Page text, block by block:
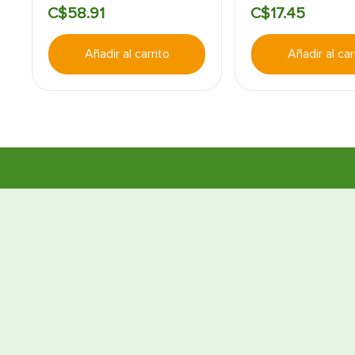
C$58.91
Añadir al carrito
C$17.45
Añadir al